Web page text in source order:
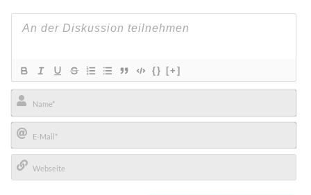
{} [+]
Name*
E-
Mail*